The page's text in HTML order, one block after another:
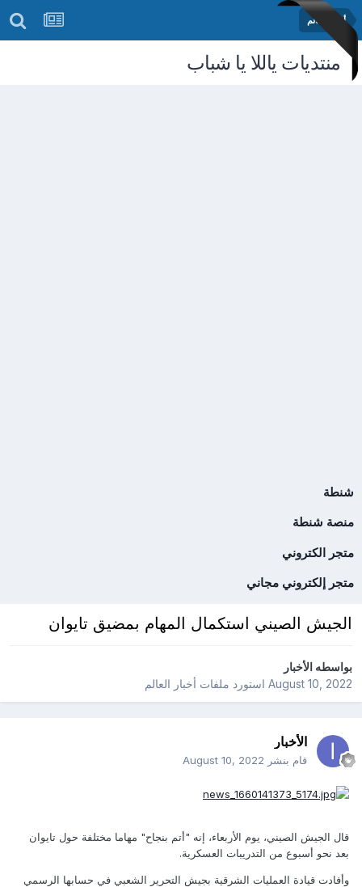
أخبار العالم
منتديات ياللا يا شباب
شنطة
منصة شنطة
متجر الكتروني
متجر إلكتروني مجاني
الجيش الصيني استكمال المهام بمضيق تايوان
بواسطهالأخبار
August 10, 2022استورد ملفات أخبار العالم
الأخبار
قام بنشر August 10, 2022
قال الجيش الصيني، يوم الأربعاء، إنه "أتم بنجاح" مهاما مختلفة حول تايوان
بعد نحو أسبوع من التدريبات العسكرية.
وأفادت قيادة العمليات الشرقية بجيش التحرير الشعبي في حسابها الرسمي